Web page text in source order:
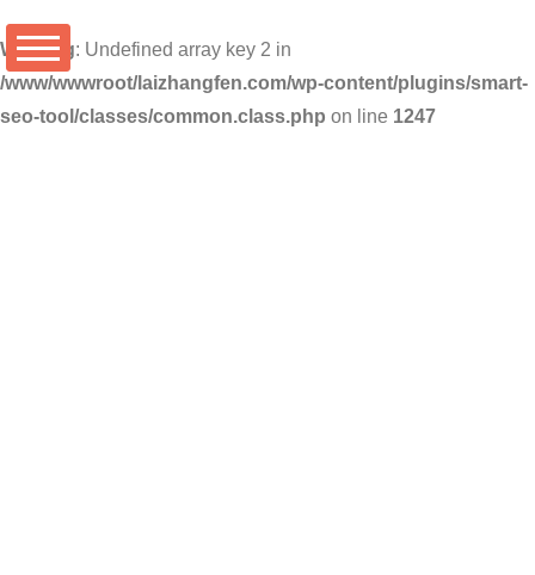
Warning: Undefined array key 2 in
/www/wwwroot/laizhangfen.com/wp-content/plugins/smart-
seo-tool/classes/common.class.php on line 1247